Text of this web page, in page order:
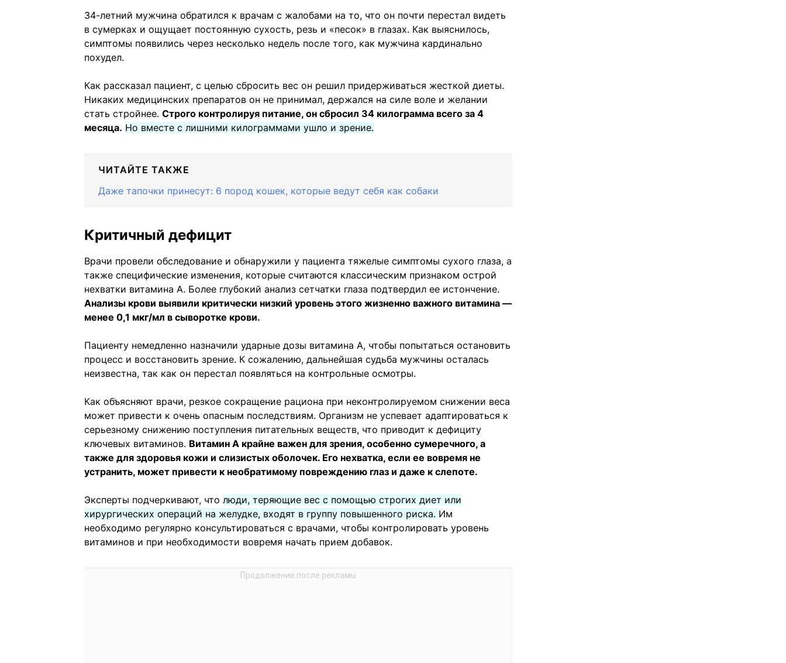
34-летний мужчина обратился к врачам с жалобами на то, что он почти перестал видеть
в сумерках и ощущает постоянную сухость, резь и «песок» в глазах. Как выяснилось,
симптомы появились через несколько недель после того, как мужчина кардинально
похудел.
Как рассказал пациент, с целью сбросить вес он решил придерживаться жесткой диеты.
Никаких медицинских препаратов он не принимал, держался на силе воле и желании
стать стройнее. Строго контролируя питание, он сбросил 34 килограмма всего за 4
месяца. Но вместе с лишними килограммами ушло и зрение.
ЧИТАЙТЕ ТАКЖЕ
Даже тапочки принесут: 6 пород кошек, которые ведут себя как собаки
Критичный дефицит
Врачи провели обследование и обнаружили у пациента тяжелые симптомы сухого глаза, а
также специфические изменения, которые считаются классическим признаком острой
нехватки витамина А. Более глубокий анализ сетчатки глаза подтвердил ее истончение.
Анализы крови выявили критически низкий уровень этого жизненно важного витамина —
менее 0,1 мкг/мл в сыворотке крови.
Пациенту немедленно назначили ударные дозы витамина А, чтобы попытаться остановить
процесс и восстановить зрение. К сожалению, дальнейшая судьба мужчины осталась
неизвестна, так как он перестал появляться на контрольные осмотры.
Как объясняют врачи, резкое сокращение рациона при неконтролируемом снижении веса
может привести к очень опасным последствиям. Организм не успевает адаптироваться к
серьезному снижению поступления питательных веществ, что приводит к дефициту
ключевых витаминов. Витамин А крайне важен для зрения, особенно сумеречного, а
также для здоровья кожи и слизистых оболочек. Его нехватка, если ее вовремя не
устранить, может привести к необратимому повреждению глаз и даже к слепоте.
Эксперты подчеркивают, что люди, теряющие вес с помощью строгих диет или
хирургических операций на желудке, входят в группу повышенного риска. Им
необходимо регулярно консультироваться с врачами, чтобы контролировать уровень
витаминов и при необходимости вовремя начать прием добавок.